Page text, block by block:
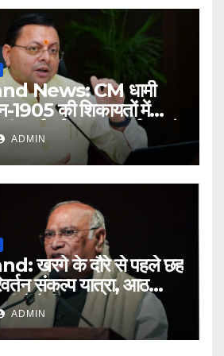
News: CM धामी
1905 की शिकायतों में
कार्रवाई, शून्य प्रदर्शन वाले
ADMIN
खरगे के दौरे से पहले छह
संकल्प यात्रा, आठ
में रैली
ADMIN